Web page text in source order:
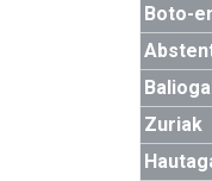
Boto-
Zuriak